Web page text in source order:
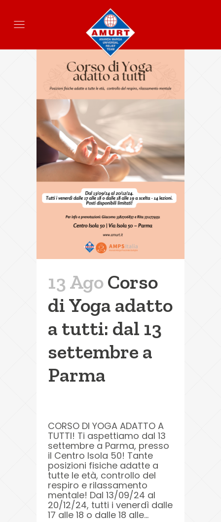
13 AgoCorso
di Yoga adatto
a tutti: dal 13
settembre a
Parma
CORSO DI YOGA ADATTO A
TUTTI! Ti aspettiamo dal 13
settembre a Parma, presso
il Centro Isola 50! Tante
posizioni fisiche adatte a
tutte le età, controllo del
respiro e rilassamento
mentale! Dal 13/09/24 al
20/12/24, tutti i venerdì dalle
17 alle 18 o dalle 18 alle...